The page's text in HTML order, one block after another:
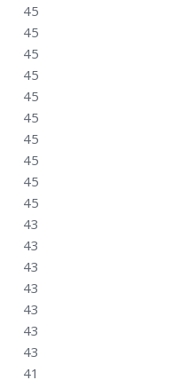
45
45
45
45
45
45
45
45
45
45
43
43
43
43
43
43
43
41